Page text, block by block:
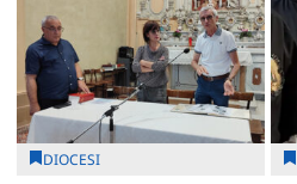
DIOCESI